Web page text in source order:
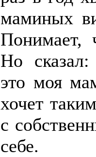
маминых
Понимает,
Но сказал:
это моя
хочет
с
себе.